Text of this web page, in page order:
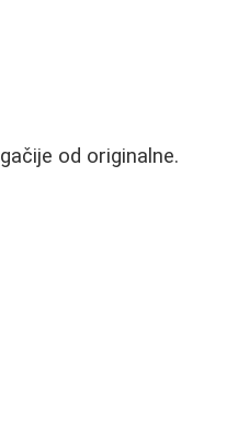
od originalne.